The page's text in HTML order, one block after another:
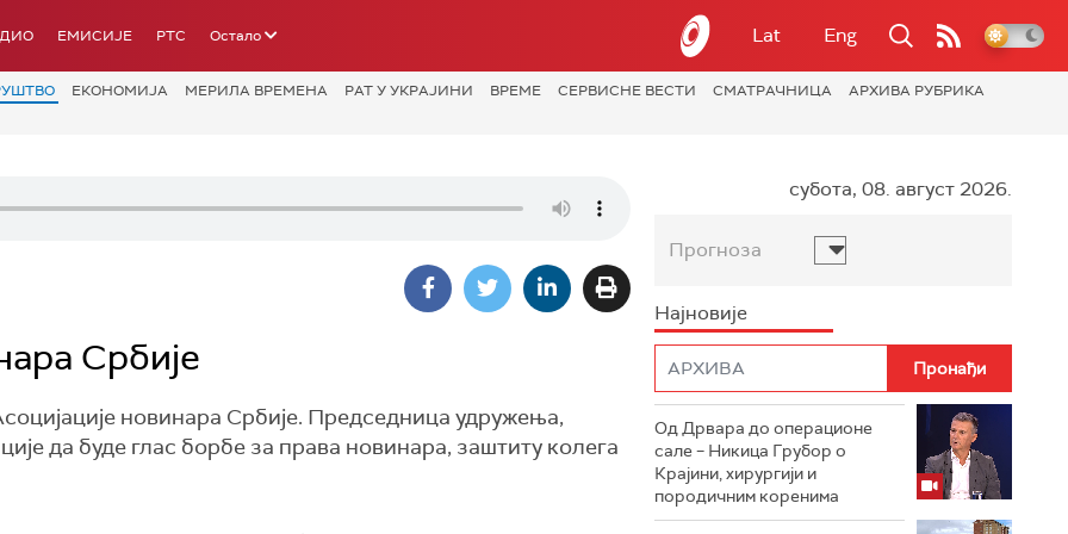
ЕМИСИЈЕ РТС Остало Lat Eng
ЕКОНОМИЈА МЕРИЛА ВРЕМЕНА РАТ У УКРАЈИНИ ВРЕМЕ СЕРВИСНЕ ВЕСТИ СМАТРАЧНИЦА АРХИВА РУБРИКА
Србије
новинара Србије. Председница удружења,
да буде глас борбе за права новинара, заштиту колега
субота, 08. август 2026.
Прогноза
Најновије
Од Дрвара до операционе
сале – Никица Грубор о
Крајини, хирургији и
породичним коренима